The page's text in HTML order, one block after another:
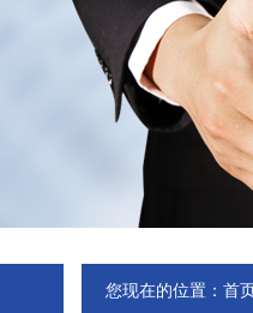
您现在的位置： 首